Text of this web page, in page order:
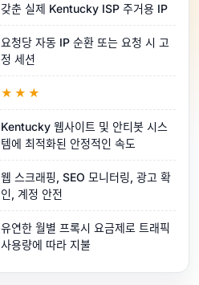
갖춘 실제 Kentucky ISP 주거용 IP
요청당 자동 IP 순환 또는 요청 시 고
정 세션
★★★
Kentucky 웹사이트 및 안티봇 시스
템에 최적화된 안정적인 속도
웹 스크래핑, SEO 모니터링, 광고 확
인, 계정 안전
유연한 월별 프록시 요금제로 트래픽
사용량에 따라 지불